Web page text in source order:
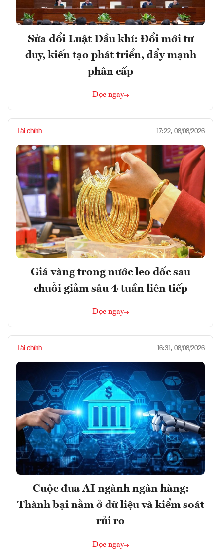
Sửa đổi Luật Dầu khí: Đổi mới tư
duy, kiến tạo phát triển, đẩy mạnh
phân cấp
Đọc ngay
Tài chính 17:22, 08/08/2026
Giá vàng trong nước leo dốc sau
chuỗi giảm sâu 4 tuần liên tiếp
Đọc ngay
Tài chính 16:31, 08/08/2026
Cuộc đua AI ngành ngân hàng:
Thành bại nằm ở dữ liệu và kiểm soát
rủi ro
Đọc ngay